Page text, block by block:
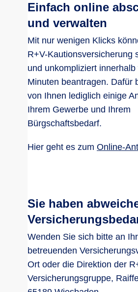
Einfach online
und verwalten
Mit nur wenigen Klicks
R+V-Kautionsversicherung
und unkompliziert innerhalb
Minuten beantragen. Dafür
von Ihnen lediglich einige
Ihrem Gewerbe und Ihrem
Bürgschaftsbedarf.
Hier geht es zum Online-
Sie haben
Wenden Sie sich bitte an
betreuenden
Ort oder die Direktion der
Versicherungsgruppe,